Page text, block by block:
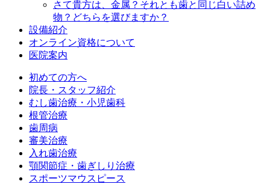
さて貴方は、金属？それとも歯と同じ白い詰め
物？どちらを選びますか？
設備紹介
オンライン資格について
医院案内
初めての方へ
院長・スタッフ紹介
むし歯治療・小児歯科
根管治療
歯周病
審美治療
入れ歯治療
顎関節症・歯ぎしり治療
スポーツマウスピース